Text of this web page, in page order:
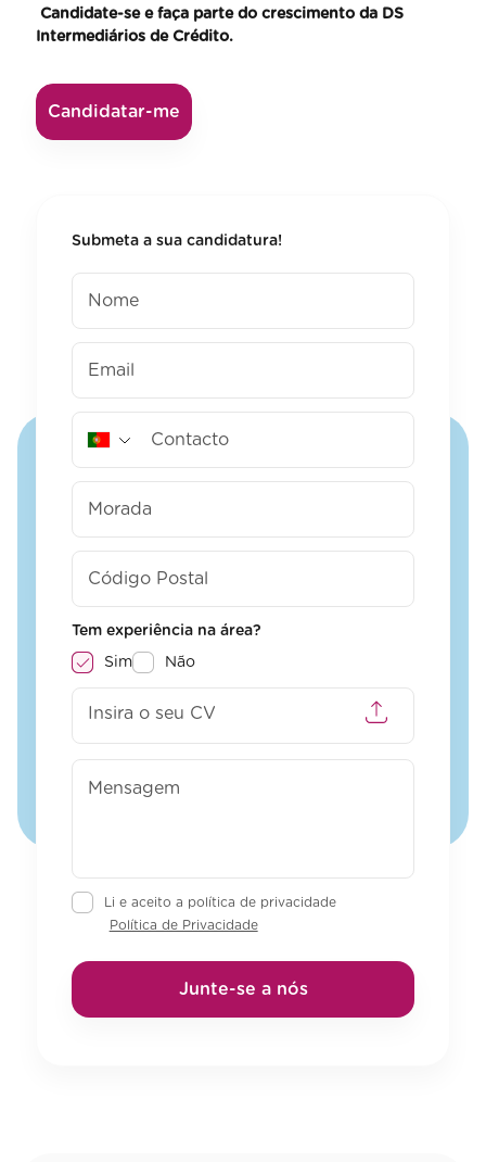
Candidate-se e faça parte do crescimento da DS
Intermediários de Crédito.
Candidatar-me
Submeta a sua candidatura!
Tem experiência na área?
Sim Não
Insira o seu CV
Li e aceito a política de privacidade
Política de Privacidade
Junte-se a nós